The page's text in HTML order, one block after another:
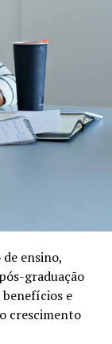
ensino,
graduação
benefícios e
crescimento